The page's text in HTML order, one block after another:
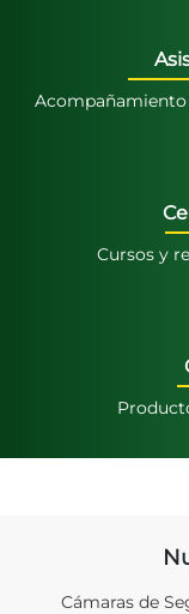
Cursos y
Cámaras de